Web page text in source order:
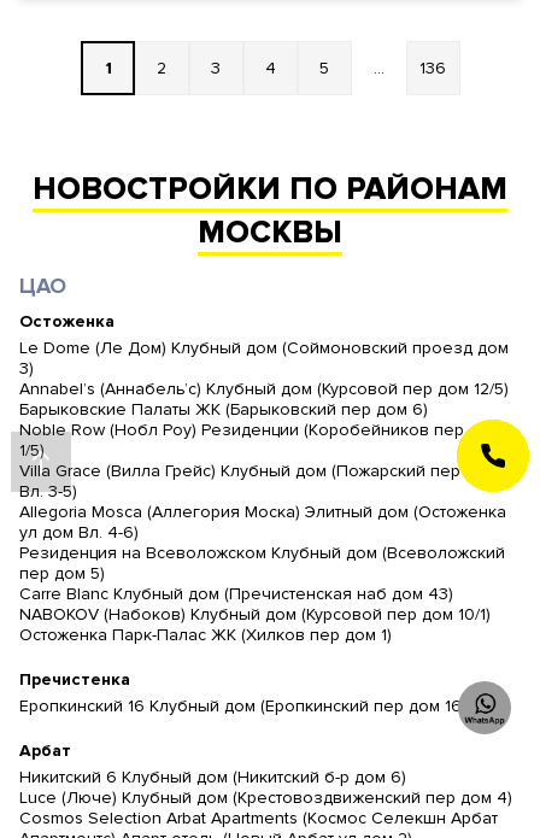
1 2 3 4 5 ... 136
НОВОСТРОЙКИ ПО РАЙОНАМ
МОСКВЫ
ЦАО
Остоженка
Le Dome (Ле Дом) Клубный дом (Соймоновский проезд дом
3)
Annabel’s (Аннабель’с) Клубный дом (Курсовой пер дом 12/5)
Барыковские Палаты ЖК (Барыковский пер дом 6)
Noble Row (Нобл Роу) Резиденции (Коробейников пер дом
1/5)
Villa Grace (Вилла Грейс) Клубный дом (Пожарский пер дом
Вл. 3-5)
Allegoria Mosca (Аллегория Моска) Элитный дом (Остоженка
ул дом Вл. 4-6)
Резиденция на Всеволожском Клубный дом (Всеволожский
пер дом 5)
Carre Blanc Клубный дом (Пречистенская наб дом 43)
NABOKOV (Набоков) Клубный дом (Курсовой пер дом 10/1)
Остоженка Парк-Палас ЖК (Хилков пер дом 1)
Пречистенка
Еропкинский 16 Клубный дом (Еропкинский пер дом 16/23)
Арбат
Никитский 6 Клубный дом (Никитский б-р дом 6)
Luce (Люче) Клубный дом (Крестовоздвиженский пер дом 4)
Cosmos Selection Arbat Apartments (Космос Селекшн Арбат
ЗАКАЗАТЬ
ЗВОНОК